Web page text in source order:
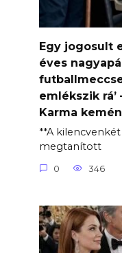
Egy jogosult
éves
emlékszik
Karma
**A
megtanított
0 346